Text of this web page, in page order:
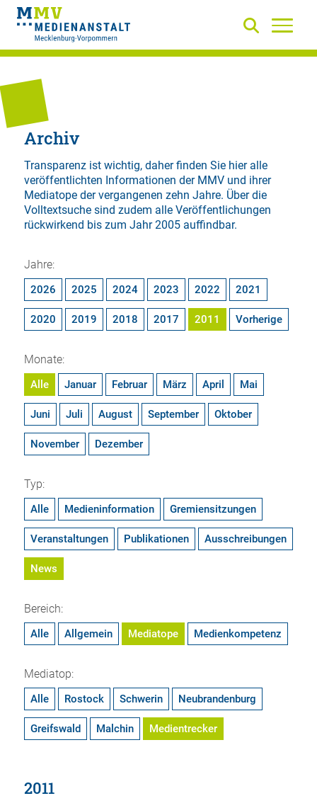
Archiv
Transparenz ist wichtig, daher finden Sie hier alle
veröffentlichten Informationen der MMV und ihrer
Mediatope der vergangenen zehn Jahre. Über die
Volltextsuchesind zudem alle Veröffentlichungen
rückwirkend bis zum Jahr 2005 auffindbar.
Jahre:
2026 2025 2024 2023 2022 2021
2020 2019 2018 2017 2011 Vorherige
Monate:
Alle Januar Februar März April Mai
Juni Juli August September Oktober
November Dezember
Typ:
Alle Medieninformation Gremiensitzungen
Veranstaltungen Publikationen Ausschreibungen
News
Bereich:
Alle Allgemein Mediatope Medienkompetenz
Mediatop:
Alle Rostock Schwerin Neubrandenburg
Greifswald Malchin Medientrecker
2011